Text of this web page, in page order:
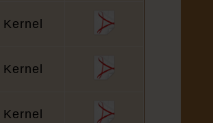
Kernel
Kernel
Kernel